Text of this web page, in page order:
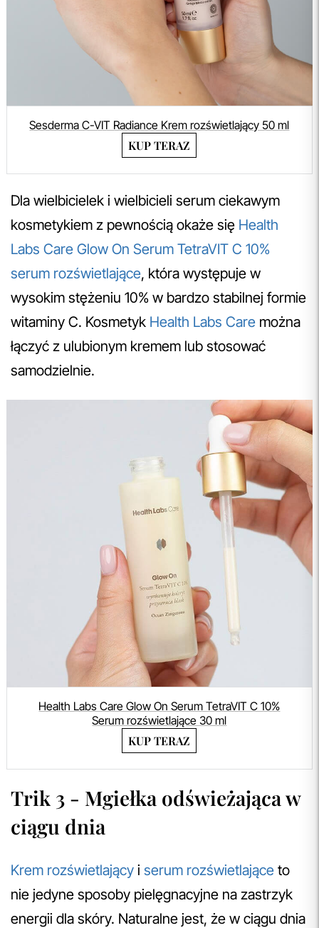
Sesderma C-VIT Radiance Krem rozświetlający 50 ml
KUP TERAZ
Dla wielbicielek i wielbicieli serum ciekawym
kosmetykiem z pewnością okaże się Health
Labs Care Glow On Serum TetraVIT C 10%
serum rozświetlające, która występuje w
wysokim stężeniu 10% w bardzo stabilnej formie
witaminy C. Kosmetyk Health Labs Care można
łączyć z ulubionym kremem lub stosować
samodzielnie.
Health Labs Care Glow On Serum TetraVIT C 10%
Serum rozświetlające 30 ml
KUP TERAZ
Trik 3 - Mgiełka odświeżająca w
ciągu dnia
Krem rozświetlający i serum rozświetlające to
nie jedyne sposoby pielęgnacyjne na zastrzyk
energii dla skóry. Naturalne jest, że w ciągu dnia